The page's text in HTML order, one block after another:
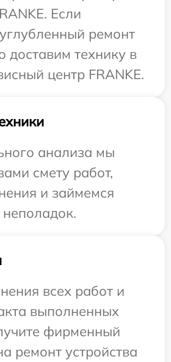
Если
ремонт
доставим технику в
центр FRANKE.
анализа мы
смету работ,
и займемся
всех работ и
выполненных
фирменный
ремонт устройства